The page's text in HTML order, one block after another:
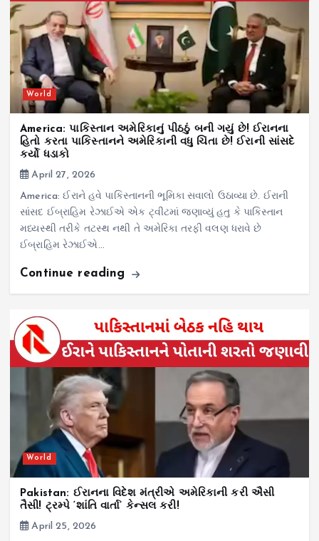
World
America: પાકિસ્તાન અમેરિકાનું પીઠઠું બની ગયું છે! ઈરાનના
હિતો કરતા પાકિસ્તાનને અમેરિકાની વધુ ચિંતા છે! ઈરાની સાંસદે
કર્યો ધડાકો
April 27, 2026
America: ઈરાને હવે પાકિસ્તાનની ભૂમિકા સવાલો ઉઠાવ્યા છે. ઈરાની
સાંસદ ઈબ્રાહિમ રેઝાઈએ એક ટ્વીટમાં જણાવ્યું હતુ કે પાકિસ્તાન
મધ્યસ્થી તરીકે તટસ્થ નથી તે અમેરિકા તરફી વલણ ધરાવે છે
ઈબ્રાહિમ રેઝાઈએ…
Continue reading
World
Pakistan: ઈરાનના વિદેશ મંત્રીએ અમેરિકાની કરી ઐસી
તૈસી! ટ્રમ્પે ‘શાંતિ વાર્તા’ કેન્સલ કરી!
April 25, 2026